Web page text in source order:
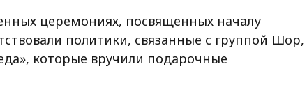
церемониях, посвященных началу
политики, связанные с группой Шор,
которые вручили подарочные